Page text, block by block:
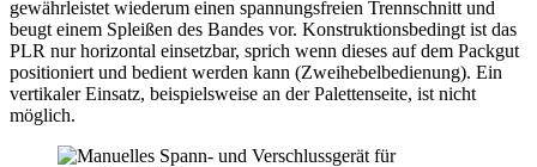
gewährleistet wiederum einen spannungsfreien Trennschnitt und
beugt einem Spleißen des Bandes vor. Konstruktionsbedingt ist das
PLR nur horizontal einsetzbar, sprich wenn dieses auf dem Packgut
positioniert und bedient werden kann (Zweihebelbedienung). Ein
vertikaler Einsatz, beispielsweise an der Palettenseite, ist nicht
möglich.